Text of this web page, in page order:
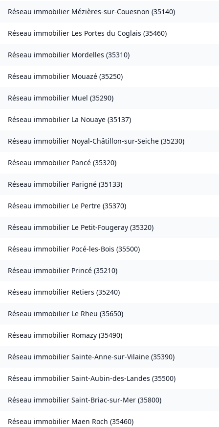
Réseau immobilier Mézières-sur-Couesnon (35140)
Réseau immobilier Les Portes du Coglais (35460)
Réseau immobilier Mordelles (35310)
Réseau immobilier Mouazé (35250)
Réseau immobilier Muel (35290)
Réseau immobilier La Nouaye (35137)
Réseau immobilier Noyal-Châtillon-sur-Seiche (35230)
Réseau immobilier Pancé (35320)
Réseau immobilier Parigné (35133)
Réseau immobilier Le Pertre (35370)
Réseau immobilier Le Petit-Fougeray (35320)
Réseau immobilier Pocé-les-Bois (35500)
Réseau immobilier Princé (35210)
Réseau immobilier Retiers (35240)
Réseau immobilier Le Rheu (35650)
Réseau immobilier Romazy (35490)
Réseau immobilier Sainte-Anne-sur-Vilaine (35390)
Réseau immobilier Saint-Aubin-des-Landes (35500)
Réseau immobilier Saint-Briac-sur-Mer (35800)
Réseau immobilier Maen Roch (35460)